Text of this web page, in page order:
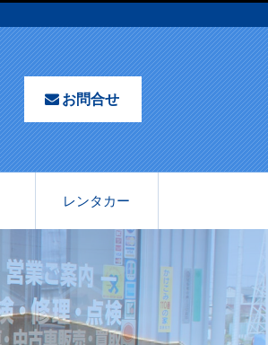
お問合せ
レンタカー